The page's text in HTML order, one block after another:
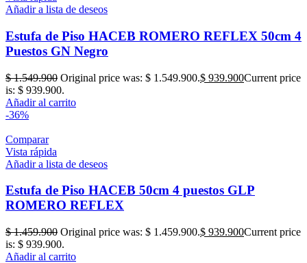
Añadir a lista de deseos
Estufa de Piso HACEB ROMERO REFLEX 50cm 4
Puestos GN Negro
$1.549.900 Original price was: $ 1.549.900.$ 939.900Current price
is: $ 939.900.
Añadir al carrito
-36%
Comparar
Vista rápida
Añadir a lista de deseos
Estufa de Piso HACEB 50cm 4 puestos GLP
ROMERO REFLEX
$1.459.900 Original price was: $ 1.459.900.$ 939.900Current price
is: $ 939.900.
Añadir al carrito